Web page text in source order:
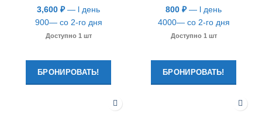
3,600 ₽— l день
900— со 2-го дня
Доступно 1 шт
БРОНИРОВАТЬ!
800 ₽— l день
4000— со 2-го дня
Доступно 1 шт
БРОНИРОВАТЬ!